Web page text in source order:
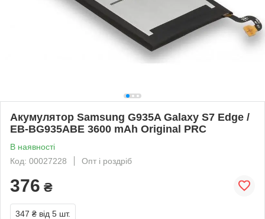
Акумулятор Samsung G935A Galaxy S7 Edge /
EB-BG935ABE 3600 mAh Original PRC
В наявності
Код: 00027228
Опт і роздріб
376 ₴
347 ₴ від 5 шт.